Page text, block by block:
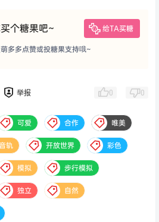
个糖果吧~ 给TA买糖
多多点赞或投糖果支持哦~
举报 0 0
可爱 合作 唯美
轨 开放世界 彩色
模拟 步行模拟
独立 自然